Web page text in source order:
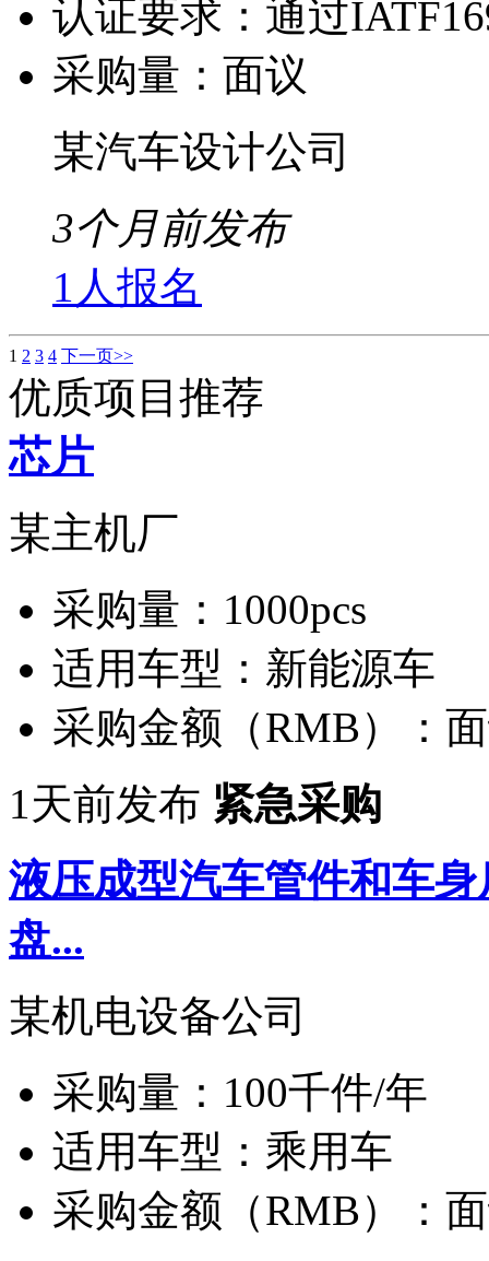
认证要求： 通过
采购量： 面议
某汽车设计公司
3个月前发布
1人报名
1 2 3 4 下一页>>
优质项目推荐
芯片
某主机厂
采购量： 1000pcs
适用车型： 新能源车
采购金额（RMB）：
1天前发布 紧急采购
液压成型汽车管件和车
盘...
某机电设备公司
采购量： 100千件/年
适用车型： 乘用车
采购金额（RMB）：